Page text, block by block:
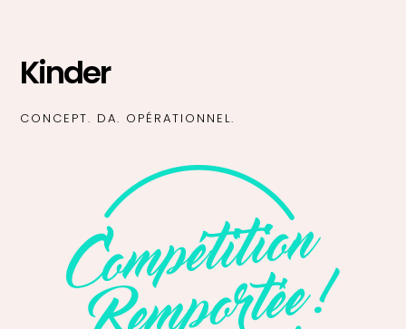
Kinder
CONCEPT. DA. OPÉRATIONNEL.